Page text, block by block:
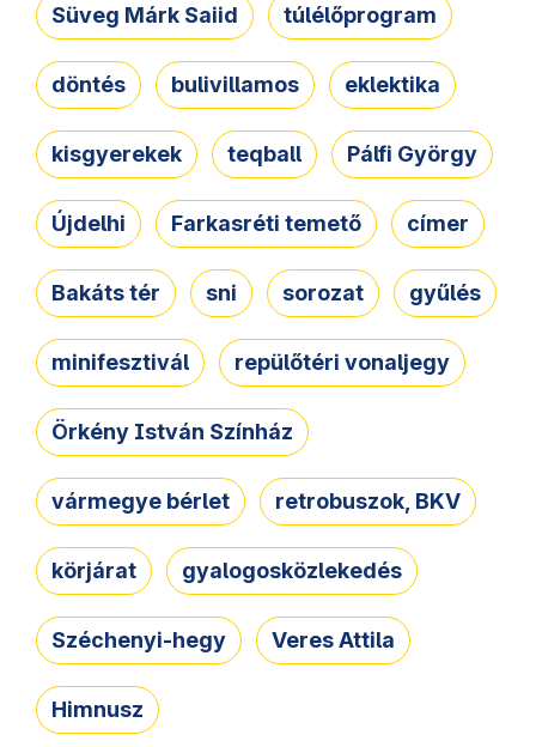
Süveg Márk Saiid túlélőprogram
döntés bulivillamos eklektika
kisgyerekek teqball Pálfi György
Újdelhi Farkasréti temető címer
Bakáts tér sni sorozat gyűlés
minifesztivál repülőtéri vonaljegy
Örkény István Színház
vármegye bérlet retrobuszok, BKV
körjárat gyalogosközlekedés
Széchenyi-hegy Veres Attila
Himnusz